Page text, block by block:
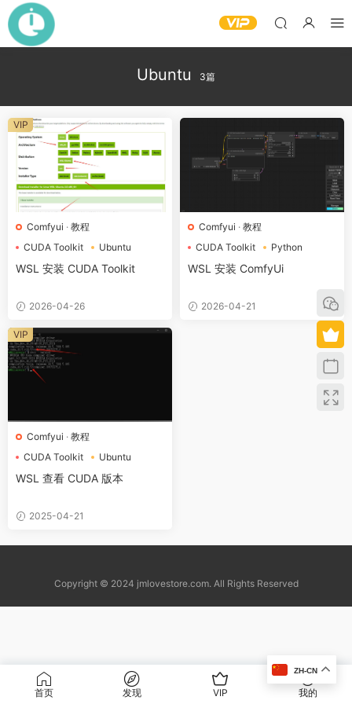
Ubuntu 3篇
Comfyui · 教程
CUDA Toolkit
Ubuntu
wsl
WSL 安装 CUDA Toolkit
2026-04-26
VIP
Comfyui · 教程
CUDA Toolkit
Python
pytorch
WSL 安装 ComfyUi
2026-04-21
Comfyui · 教程
CUDA Toolkit
Ubuntu
wsl
WSL 查看 CUDA 版本
2025-04-21
VIP
Copyright © 2024 jmlovestore.com. All Rights Reserved
首页 发现 VIP 我的
ZH-CN